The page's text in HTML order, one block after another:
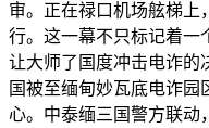
审。正在禄口机场舷梯上
行。这一幕不只标记着一
让大师了国度冲击电诈的
国被至缅甸妙瓦底电诈
心。中泰缅三国警方联动